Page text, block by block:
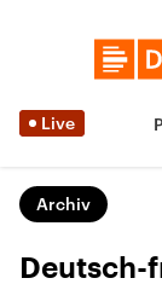
Live
Archiv
Deutsch-